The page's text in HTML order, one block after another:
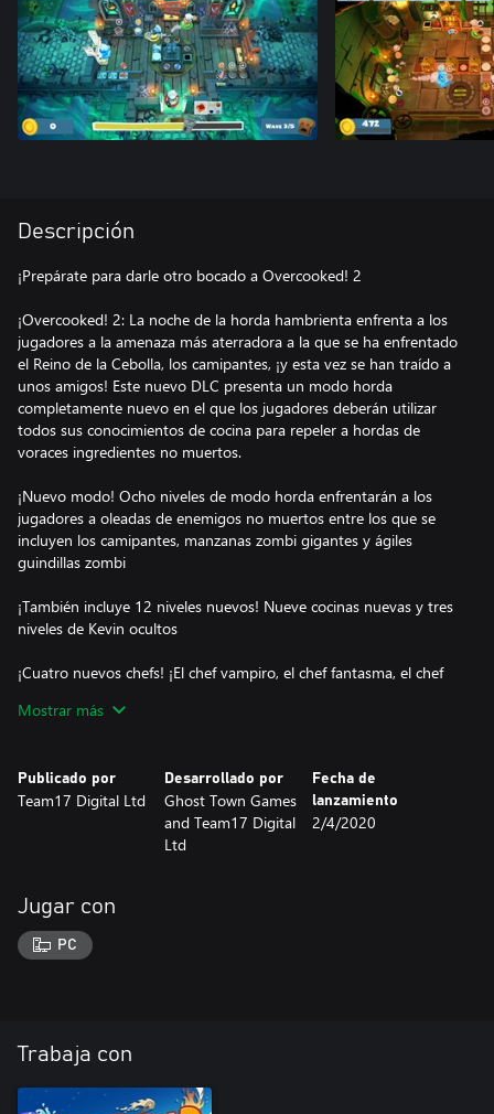
Descripción
¡Prepárate para darle otro bocado a Overcooked! 2
¡Overcooked! 2: La noche de la horda hambrienta enfrenta a los
jugadores a la amenaza más aterradora a la que se ha enfrentado
el Reino de la Cebolla, los camipantes, ¡y esta vez se han traído a
unos amigos! Este nuevo DLC presenta un modo horda
completamente nuevo en el que los jugadores deberán utilizar
todos sus conocimientos de cocina para repeler a hordas de
voraces ingredientes no muertos.
¡Nuevo modo! Ocho niveles de modo horda enfrentarán a los
jugadores a oleadas de enemigos no muertos entre los que se
incluyen los camipantes, manzanas zombi gigantes y ágiles
guindillas zombi
¡También incluye 12 niveles nuevos! Nueve cocinas nuevas y tres
niveles de Kevin ocultos
¡Cuatro nuevos chefs! ¡El chef vampiro, el chef fantasma, el chef
Overcooked!
cortar ingredientes y hay que echar carbón al horno para asar tus
cenas
¡Tres recetas! Tartas de fruta, sopa y cenas asadas
Mostrar más
Publicado por
Team17 Digital Ltd
Desarrollado por
Ghost Town Games
and Team17 Digital
Ltd
Fecha de
lanzamiento
2/4/2020
Jugar con
PC
Trabaja con